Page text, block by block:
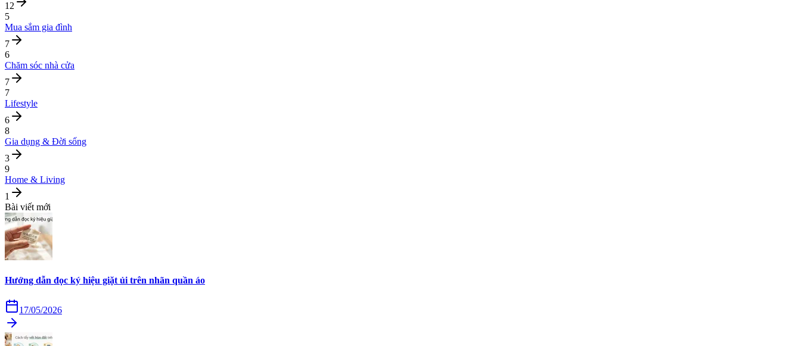
12
5
Mua sắm gia đình
7
6
Chăm sóc nhà cửa
7
7
Lifestyle
6
8
Gia dụng & Đời sống
3
9
Home & Living
1
Bài viết mới
Hướng dẫn đọc ký hiệu giặt ủi trên nhãn quần áo
17/05/2026